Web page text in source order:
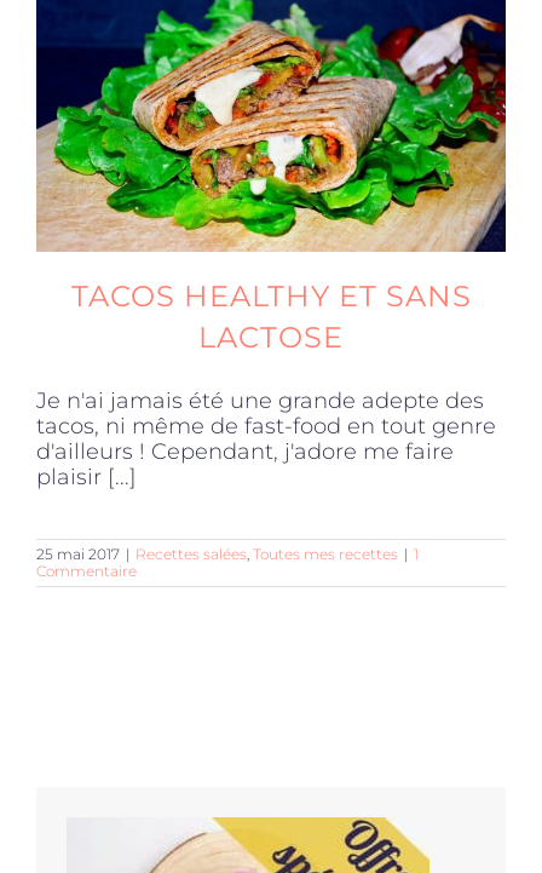
Produits sains
Click and collect
Traiteur
Cours
Accessoires
Offres
TACOS HEALTHY ET SANS
LACTOSE
Je n'ai jamais été une grande adepte des
tacos, ni même de fast-food en tout genre
d'ailleurs ! Cependant, j'adore me faire
plaisir [...]
25 mai 2017 | Recettes salées, Toutes mes recettes | 1
Commentaire